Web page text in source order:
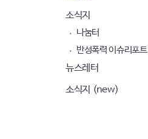
소식지
나눔터
반성폭력 이슈리포트
뉴스레터
소식지 (new)